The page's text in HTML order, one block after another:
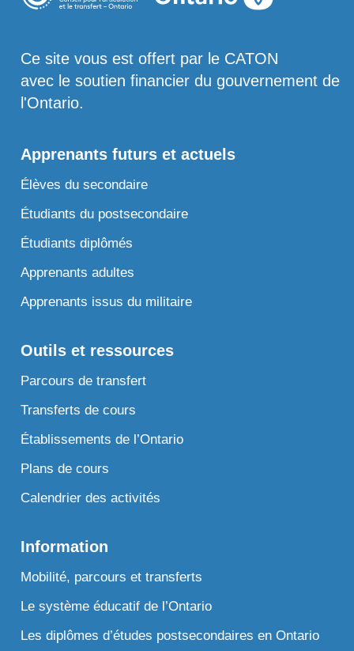
Ce site vous est offert par le CATON
avec le soutien financier du gouvernement de
l'Ontario.
Apprenants futurs et actuels
Élèves du secondaire
Étudiants du postsecondaire
Étudiants diplômés
Apprenants adultes
Apprenants issus du militaire
Outils et ressources
Parcours de transfert
Transferts de cours
Établissements de l’Ontario
Plans de cours
Calendrier des activités
Information
Mobilité, parcours et transferts
Le système éducatif de l’Ontario
Les diplômes d’études postsecondaires en Ontario